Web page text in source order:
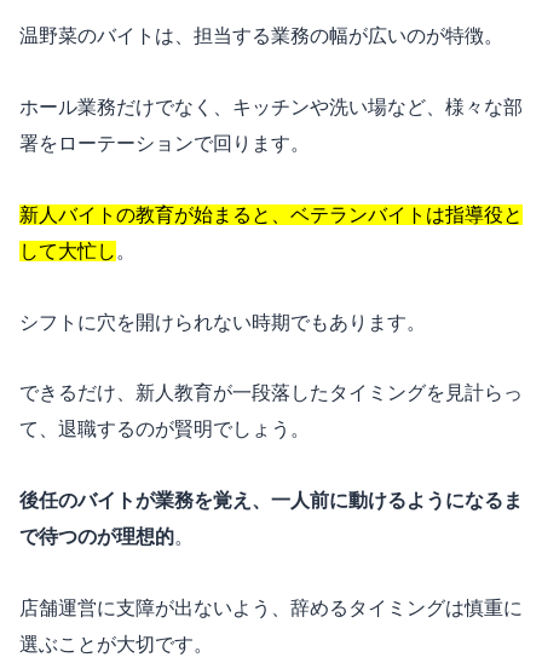
温野菜のバイトは、担当する業務の幅が広いのが特徴。
ホール業務だけでなく、キッチンや洗い場など、様々な部
署をローテーションで回ります。
新人バイトの教育が始まると、ベテランバイトは指導役と
して大忙し 。
シフトに穴を開けられない時期でもあります。
できるだけ、新人教育が一段落したタイミングを見計らっ
て、退職するのが賢明でしょう。
後任のバイトが業務を覚え、一人前に動けるようになるま
で待つのが理想的。
店舗運営に支障が出ないよう、辞めるタイミングは慎重に
選ぶことが大切です。